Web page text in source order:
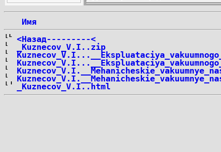
Имя
<Назад---------<
_Kuznecov_V.I..zip
_Kuznecov_V.I..html